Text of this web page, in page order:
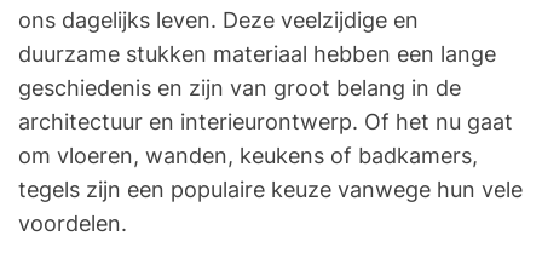
ons dagelijks leven. Deze veelzijdige en
duurzame stukken materiaal hebben een lange
geschiedenis en zijn van groot belang in de
architectuur en interieurontwerp. Of het nu gaat
om vloeren, wanden, keukens of badkamers,
tegels zijn een populaire keuze vanwege hun vele
voordelen.